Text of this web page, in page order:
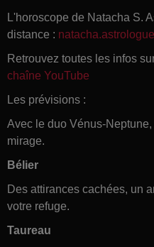
L'horoscope de Natacha S.
distance :
Retrouvez toutes les infos
chaîne YouTube
Les prévisions :
Avec le duo Vénus-
mirage.
Bélier
Des attirances cachées, un
votre refuge.
Taureau